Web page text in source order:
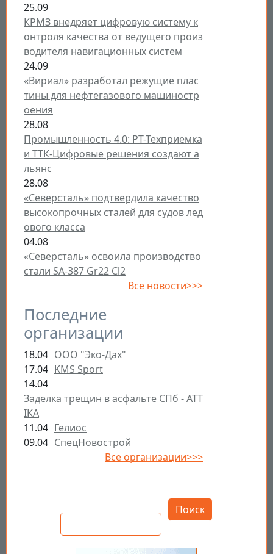
25.09
КРМЗ внедряет цифровую систему к
онтроля качества от ведущего произ
водителя навигационных систем
24.09
«Вириал» разработал режущие плас
тины для нефтегазового машиностр
оения
28.08
Промышленность 4.0: РТ-Техприемка
и ТТК-Цифровые решения создают а
льянс
28.08
«Северсталь» подтвердила качество
высокопрочных сталей для судов лед
ового класса
04.08
«Северсталь» освоила производство
стали SA-387 Gr22 Cl2
Все новости>>>
Последние
организации
18.04 ООО "Эко-Дах"
17.04 KMS Sport
14.04
Заделка трещин в асфальте СПб - ATT
IKA
11.04 Гелиос
09.04 СпецНовострой
Все организации>>>